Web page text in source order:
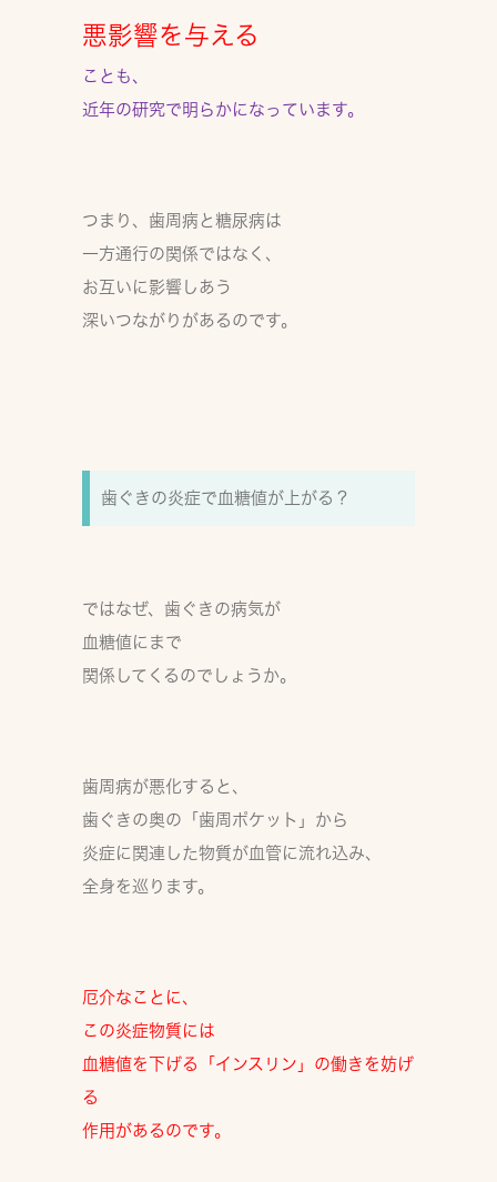
悪影響を与える
ことも、
近年の研究で明らかになっています。
つまり、 歯周病と糖尿病は
一方通行の関係ではなく、
お互いに影響しあう
深いつながりがあるのです。
歯ぐきの炎症で血糖値が上がる？
ではなぜ、歯ぐきの病気が
血糖値にまで
関係してくるのでしょうか。
歯周病が悪化すると、
歯ぐきの奥の「歯周ポケット」から
炎症に関連した物質が血管に流れ込み、
全身を巡ります。
厄介なことに、
この炎症物質には
血糖値を下げる「インスリン」の働きを妨げ
る
作用があるのです。